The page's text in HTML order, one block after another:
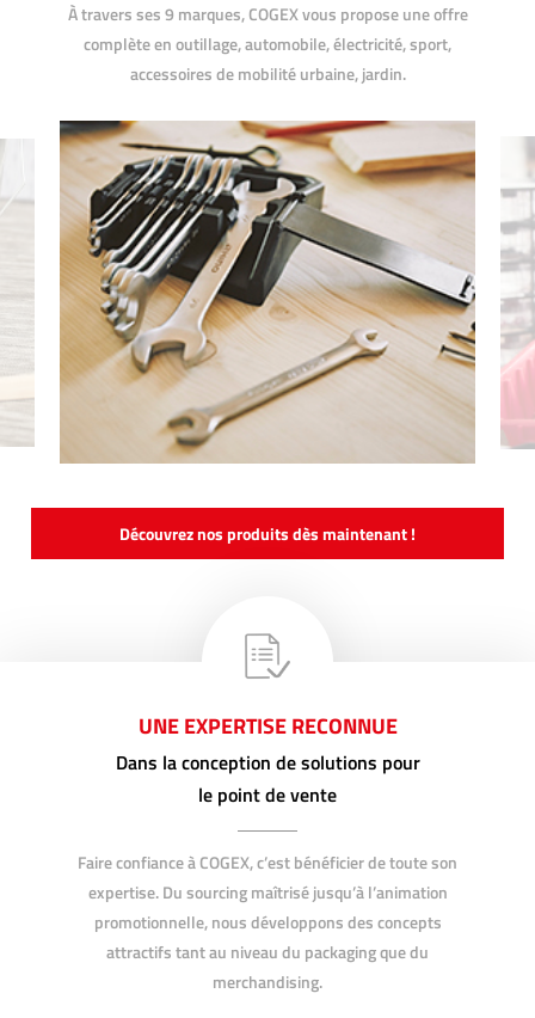
À travers ses 9 marques, COGEX vous propose une offre
complète en outillage, automobile, électricité, sport,
accessoires de mobilité urbaine, jardin.
Découvrez nos produits dès maintenant !
UNE EXPERTISE RECONNUE
Dans la conception de solutions pour
le point de vente
Faire confiance à COGEX, c’est bénéficier de toute son
expertise. Du sourcing maîtrisé jusqu’à l’animation
promotionnelle, nous développons des concepts
attractifs tant au niveau du packaging que du
merchandising.